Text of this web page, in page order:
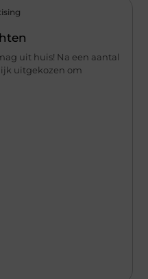
uit huis! Na een aantal
uitgekozen om